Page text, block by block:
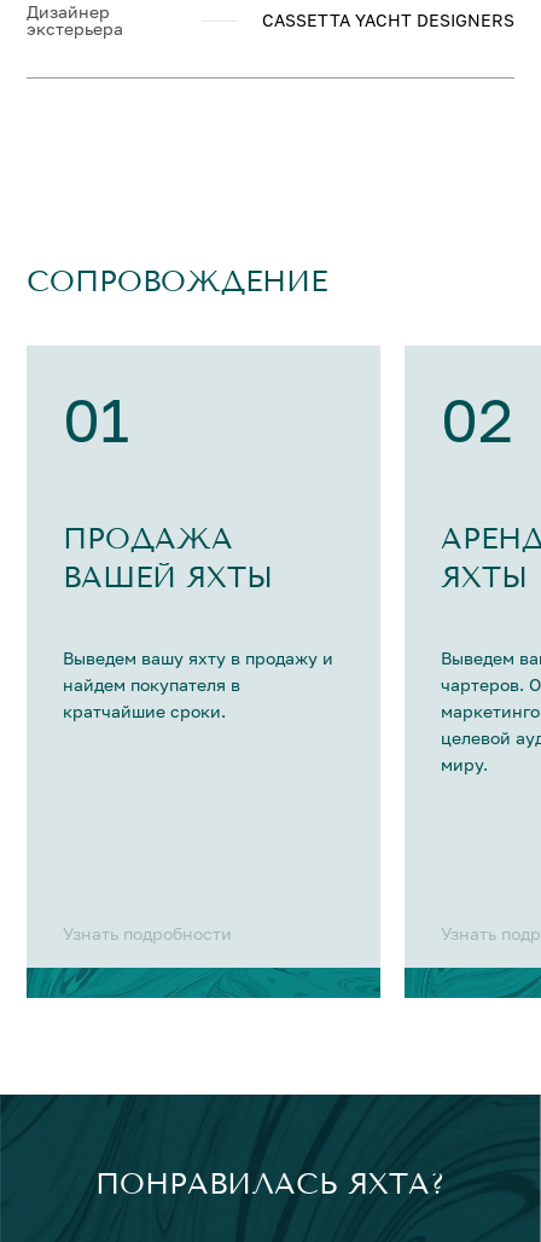
Дизайнер
экстерьера
CASSETTA YACHT DESIGNERS
СОПРОВОЖДЕНИЕ
01
ПРОДАЖА
ВАШЕЙ ЯХТЫ
Выведем вашу яхту в продажу и
найдем покупателя в
кратчайшие сроки.
Узнать подробности
02
ЯХТЫ
Выведем
чартеров.
целевой
миру.
Узнать
ПОНРАВИЛАСЬ ЯХТА?